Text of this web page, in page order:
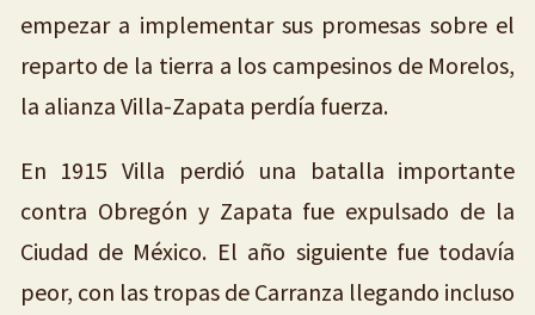
empezar a implementar sus promesas sobre el
reparto de la tierra a los campesinos de Morelos,
la alianza Villa-Zapata perdía fuerza.
En 1915 Villa perdió una batalla importante
contra Obregón y Zapata fue expulsado de la
Ciudad de México. El año siguiente fue todavía
peor, con las tropas de Carranza llegando incluso